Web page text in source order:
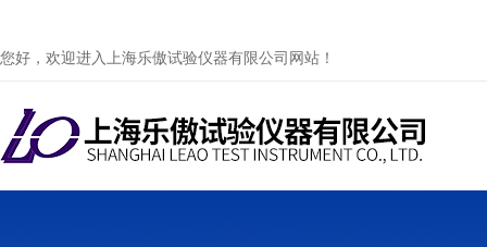
您好，欢迎进入上海乐傲试验仪器有限公司网站！